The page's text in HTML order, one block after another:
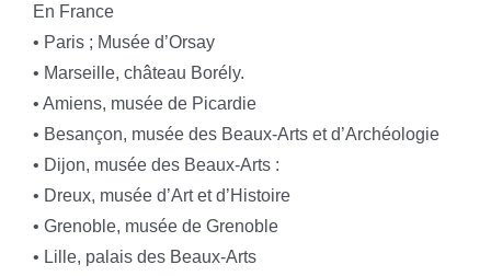
En France
• Paris ; Musée d’Orsay
• Marseille, château Borély.
• Amiens, musée de Picardie
• Besançon, musée des Beaux-Arts et d’Archéologie
• Dijon, musée des Beaux-Arts :
• Dreux, musée d’Art et d’Histoire
• Grenoble, musée de Grenoble
• Lille, palais des Beaux-Arts